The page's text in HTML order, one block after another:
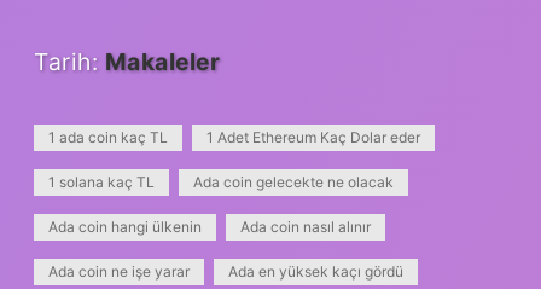
Tarih: Makaleler
1 ada coin kaç TL 1 Adet Ethereum Kaç Dolar eder
1 solana kaç TL Ada coin gelecekte ne olacak
Ada coin hangi ülkenin Ada coin nasıl alınır
Ada coin ne işe yarar Ada en yüksek kaçı gördü